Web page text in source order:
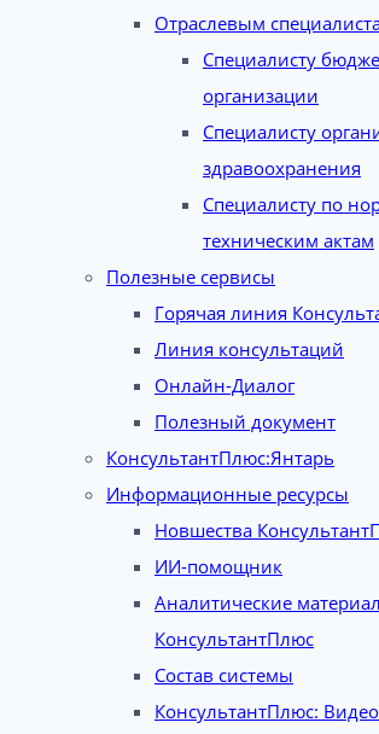
Отраслевым
Специалисту
организации
Специалисту
здравоохранения
Специалисту по
техническим актам
Полезные сервисы
Горячая линия
Линия консультаций
Онлайн-Диалог
Полезный документ
КонсультантПлюс:Янтарь
Информационные ресурсы
Новшества
ИИ-помощник
Аналитические
КонсультантПлюс
Состав системы
КонсультантПлюс: